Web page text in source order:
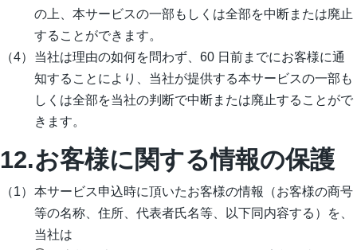
の上、本サービスの一部もしくは全部を中断または廃止
することができます。
当社は理由の如何を問わず、60 日前までにお客様に通
知することにより、当社が提供する本サービスの一部も
しくは全部を当社の判断で中断または廃止することがで
きます。
12.お客様に関する情報の保護
本サービス申込時に頂いたお客様の情報（お客様の商号
等の名称、住所、代表者氏名等、以下同内容する）を、
当社は